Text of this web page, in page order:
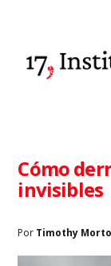
Cómo
invisibles
Por Timothy